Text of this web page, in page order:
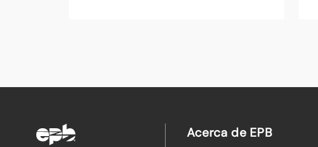
Acerca de EPB